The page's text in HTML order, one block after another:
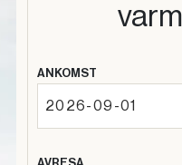
ANKOMST